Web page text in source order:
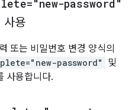
password"
사용
또는 비밀번호 변경 양식의
password" 및
사용합니다.